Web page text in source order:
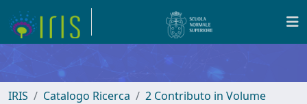
IRIS Catalogo Ricerca
2 Contributo in Volume